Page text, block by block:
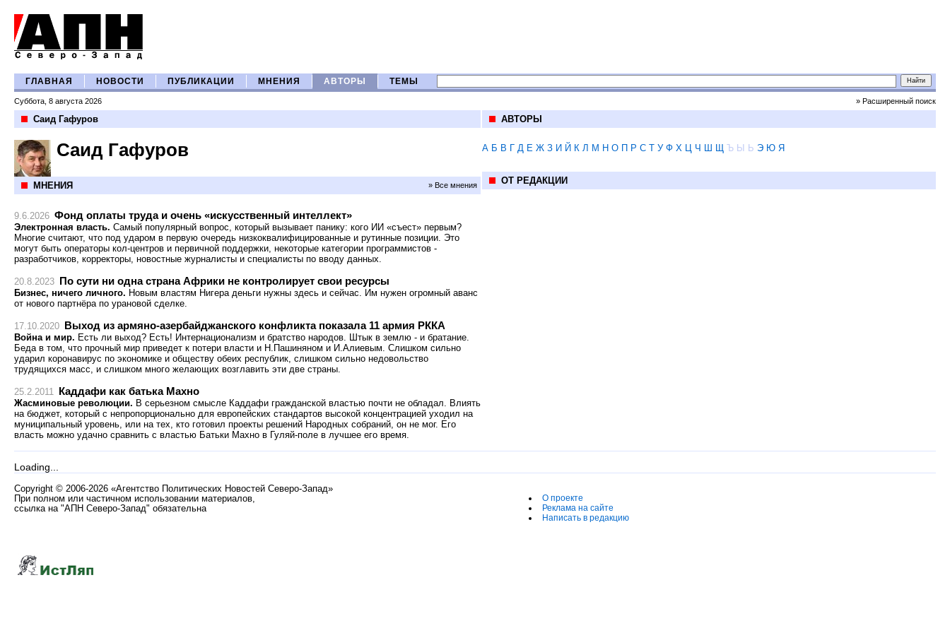
ГЛАВНАЯ НОВОСТИ ПУБЛИКАЦИИ МНЕНИЯ АВТОРЫ ТЕМЫ
Суббота, 8 августа 2026 » Расширенный поиск
Саид Гафуров
Саид Гафуров
МНЕНИЯ » Все мнения
9.6.2026 Фонд оплаты труда и очень «искусственный интеллект»
Электронная власть. Самый популярный вопрос, который вызывает панику: кого ИИ «съест» первым?
Многие считают, что под ударом в первую очередь низкоквалифицированные и рутинные позиции. Это
могут быть операторы кол-центров и первичной поддержки, некоторые категории программистов -
разработчиков, корректоры, новостные журналисты и специалисты по вводу данных.
20.8.2023 По сути ни одна страна Африки не контролирует свои ресурсы
Бизнес, ничего личного. Новым властям Нигера деньги нужны здесь и сейчас. Им нужен огромный аванс
от нового партнёра по урановой сделке.
17.10.2020 Выход из армяно-азербайджанского конфликта показала 11 армия РККА
Война и мир. Есть ли выход? Есть! Интернационализм и братство народов. Штык в землю - и братание.
Беда в том, что прочный мир приведет к потери власти и Н.Пашиняном и И.Алиевым. Слишком сильно
ударил коронавирус по экономике и обществу обеих республик, слишком сильно недовольство
трудящихся масс, и слишком много желающих возглавить эти две страны.
25.2.2011 Каддафи как батька Махно
Жасминовые революции. В серьезном смысле Каддафи гражданской властью почти не обладал. Влиять
на бюджет, который с непропорционально для европейских стандартов высокой концентрацией уходил на
муниципальный уровень, или на тех, кто готовил проекты решений Народных собраний, он не мог. Его
власть можно удачно сравнить с властью Батьки Махно в Гуляй-поле в лучшее его время.
АВТОРЫ
А Б В Г Д Е Ж З И Й К Л М Н О П Р С Т У Ф Х Ц Ч Ш Щ Ъ Ы Ь Э Ю Я
ОТ РЕДАКЦИИ
Loading...
Copyright © 2006-2026 «Агентство Политических Новостей Северо-Запад»
При полном или частичном использовании материалов,
ссылка на "АПН Северо-Запад" обязательна
О проекте
Реклама на сайте
Написать в редакцию